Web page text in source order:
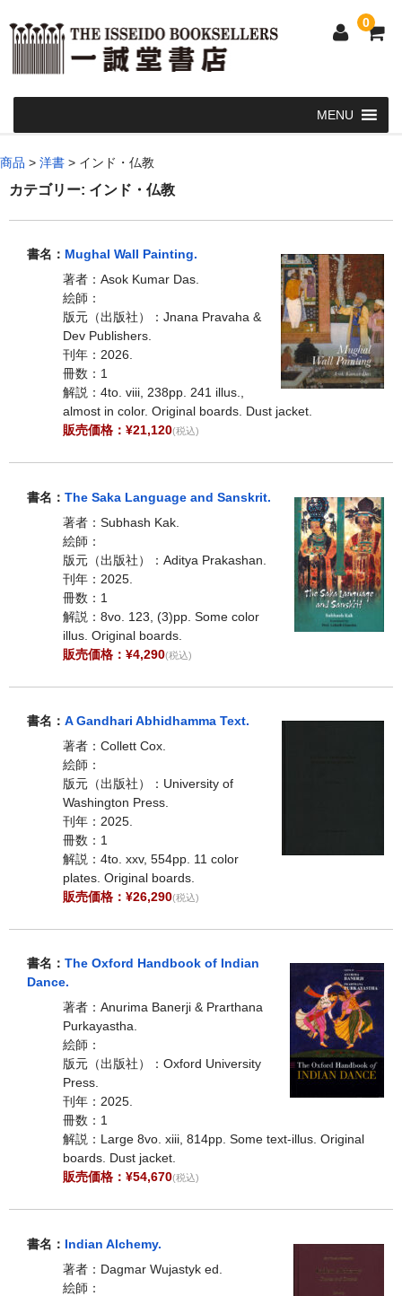
0
和 書
洋 書
和本・浮世絵・古地図
カート
発送・支払い方法
お問い合せ
商品 > 洋書 > インド・仏教
カテゴリー: インド・仏教
書名： Mughal Wall Painting.
著者：Asok Kumar Das.
絵師：
版元（出版社）：Jnana Pravaha &
Dev Publishers.
刊年：2026.
冊数：1
解説：4to. viii, 238pp. 241 illus.,
almost in color. Original boards. Dust jacket.
販売価格：¥21,120(税込)
書名： The Saka Language and Sanskrit.
著者：Subhash Kak.
絵師：
版元（出版社）：Aditya Prakashan.
刊年：2025.
冊数：1
解説：8vo. 123, (3)pp. Some color
illus. Original boards.
販売価格：¥4,290(税込)
書名： A Gandhari Abhidhamma Text.
著者：Collett Cox.
絵師：
版元（出版社）：University of
Washington Press.
刊年：2025.
冊数：1
解説：4to. xxv, 554pp. 11 color
plates. Original boards.
販売価格：¥26,290(税込)
書名： The Oxford Handbook of Indian
Dance.
著者：Anurima Banerji & Prarthana
Purkayastha.
絵師：
版元（出版社）：Oxford University
Press.
刊年：2025.
冊数：1
解説：Large 8vo. xiii, 814pp. Some text-illus. Original
boards. Dust jacket.
販売価格：¥54,670(税込)
書名： Indian Alchemy.
著者：Dagmar Wujastyk ed.
絵師：